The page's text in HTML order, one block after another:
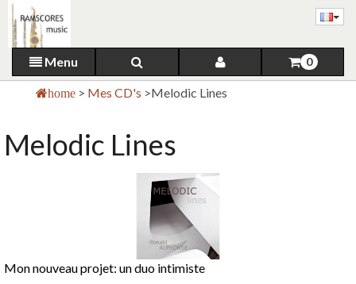
Menu 0
home > Mes CD's >Melodic Lines
Melodic Lines
Mon nouveau projet: un duo intimiste